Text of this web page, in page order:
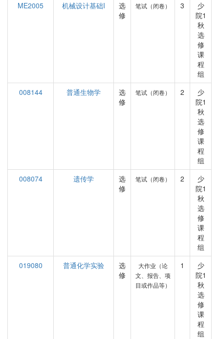
ME2005
机械设计基础I
选
修
笔试（闭卷） 3
少
院1
秋
选
修
课
程
组
008144
普通生物学
选
修
笔试（闭卷） 2
少
院1
秋
选
修
课
程
组
008074
遗传学
选
修
笔试（闭卷） 2
少
院1
秋
选
修
课
程
组
019080
普通化学实验
选
修
大作业（论
文、报告、项
目或作品等）
1
少
院1
秋
选
修
课
程
组